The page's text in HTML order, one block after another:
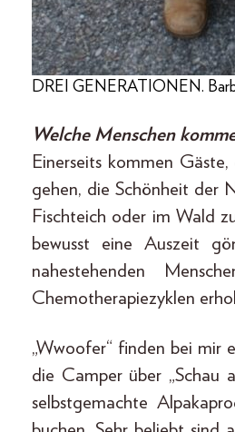
DREI GENERATIONEN.
Welche Menschen
Einerseits kommen
gehen, die Schönheit der
Fischteich oder im Wald
bewusst eine Auszeit
nahestehenden
Chemotherapiezyklen
„Wwoofer“ finden bei mir
die Camper über „Schau
selbstgemachte